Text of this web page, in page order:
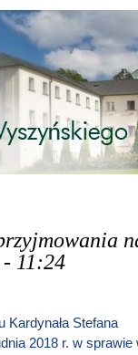
11:24
Kardynała Stefana
2018 r. w sprawie